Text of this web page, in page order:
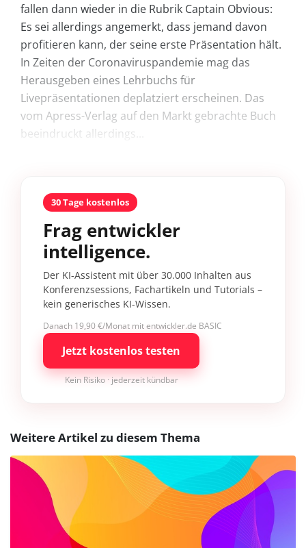
fallen dann wieder in die Rubrik Captain Obvious:
Es sei allerdings angemerkt, dass jemand davon
profitieren kann, der seine erste Präsentation hält.
In Zeiten der Coronaviruspandemie mag das
Herausgeben eines Lehrbuchs für
Livepräsentationen deplatziert erscheinen. Das
vom Apress-Verlag auf den Markt gebrachte Buch
beeindruckt allerdings...
30 Tage kostenlos
Frag entwickler
intelligence.
Der KI-Assistent mit über 30.000 Inhalten aus
Konferenzsessions, Fachartikeln und Tutorials –
kein generisches KI-Wissen.
Danach 19,90 €/Monat mit entwickler.de BASIC
Jetzt kostenlos testen
Kein Risiko · jederzeit kündbar
Weitere Artikel zu diesem Thema